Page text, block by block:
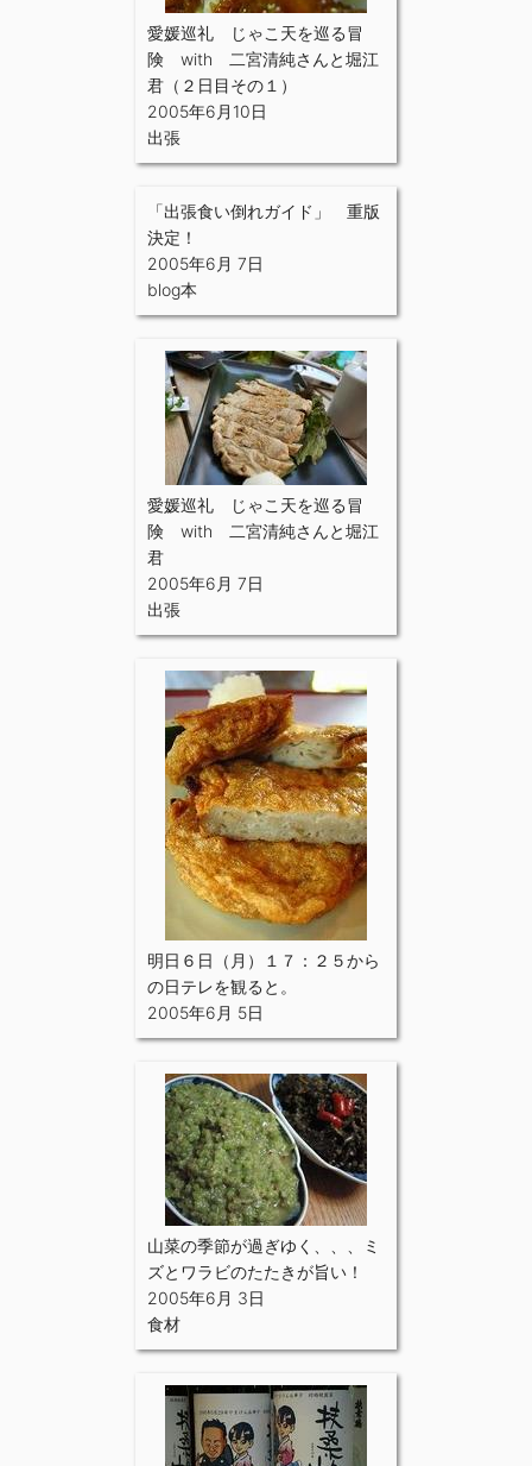
愛媛巡礼 じゃこ天を巡る冒
険 with 二宮清純さんと堀江
君（２日目その１）
2005年6月10日
出張
「出張食い倒れガイド」 重版
決定！
2005年6月 7日
blog本
愛媛巡礼 じゃこ天を巡る冒
険 with 二宮清純さんと堀江
君
2005年6月 7日
出張
明日６日（月）１７：２５から
の日テレを観ると。
2005年6月 5日
山菜の季節が過ぎゆく、、、ミ
ズとワラビのたたきが旨い！
2005年6月 3日
食材